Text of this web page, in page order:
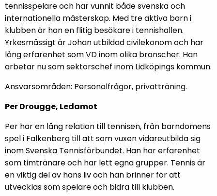
tennisspelare och har vunnit både svenska och
internationella mästerskap. Med tre aktiva barn i
klubben är han en flitig besökare i tennishallen.
Yrkesmässigt är Johan utbildad civilekonom och har
lång erfarenhet som VD inom olika branscher. Han
arbetar nu som sektorschef inom Lidköpings kommun.
Ansvarsområden: Personalfrågor, privatträning.
Per Drougge, Ledamot
Per har en lång relation till tennisen, från barndomens
spel i Falkenberg till att som vuxen vidareutbilda sig
inom Svenska Tennisförbundet. Han har erfarenhet
som timtränare och har lett egna grupper. Tennis är
en viktig del av hans liv och han brinner för att
utvecklas som spelare och bidra till klubben.